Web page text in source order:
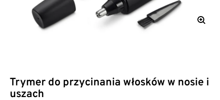
Trymer do przycinania włosków w nosie i
uszach